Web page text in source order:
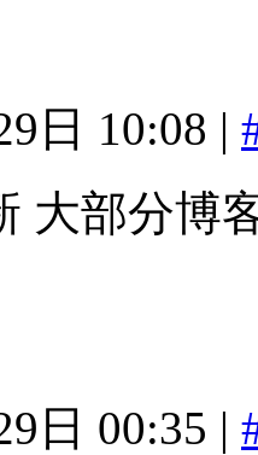
日 10:08 |
大部分博
日 00:35 |